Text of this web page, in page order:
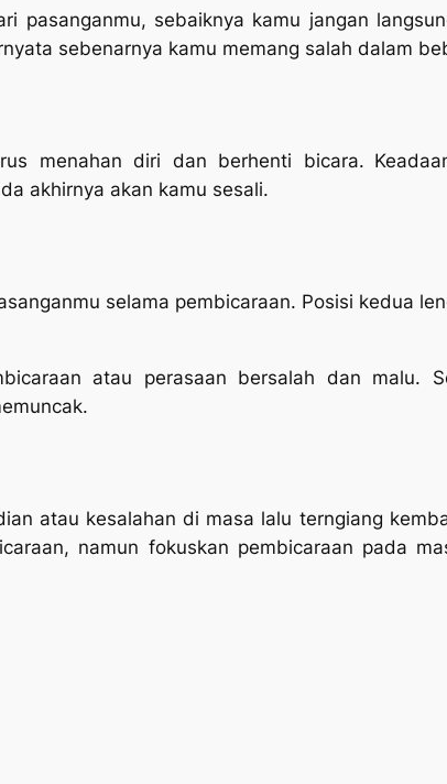
pasanganmu, sebaiknya kamu jangan
sebenarnya kamu memang salah dalam
menahan diri dan berhenti bicara.
akhirnya akan kamu sesali.
selama pembicaraan. Posisi kedua
atau perasaan bersalah dan malu.
atau kesalahan di masa lalu terngiang
namun fokuskan pembicaraan pada